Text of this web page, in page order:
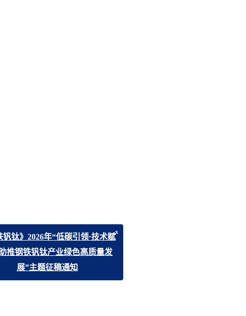
《钢铁钒钛》2026年“低碳引领·技术赋
能，助推钢铁钒钛产业绿色高质量发